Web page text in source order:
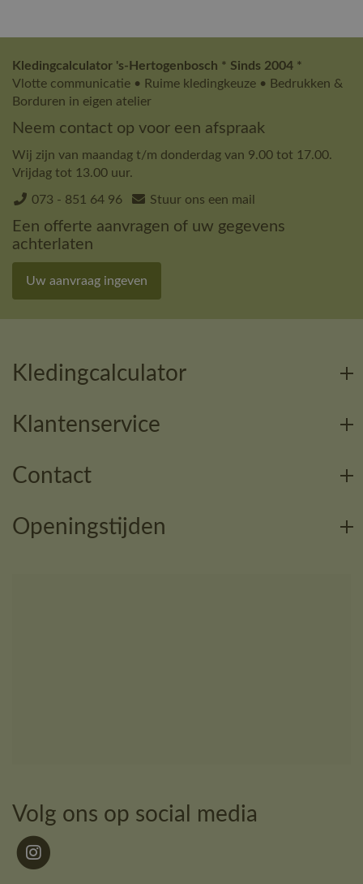
Kledingcalculator 's-Hertogenbosch * Sinds 2004 *
Vlotte communicatie • Ruime kledingkeuze • Bedrukken &
Borduren in eigen atelier
Neem contact op voor een afspraak
Wij zijn van maandag t/m donderdag van 9.00 tot 17.00.
Vrijdag tot 13.00 uur.
073 - 851 64 96 Stuur ons een mail
Een offerte aanvragen of uw gegevens
achterlaten
Uw aanvraag ingeven
Kledingcalculator
Klantenservice
Contact
Openingstijden
Volg ons op social media